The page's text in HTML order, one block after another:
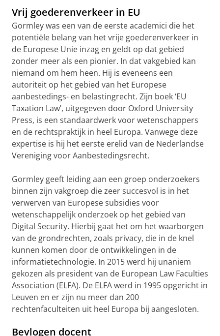
Vrij goederenverkeer in EU
Gormley was een van de eerste academici die het
potentiële belang van het vrije goederenverkeer in
de Europese Unie inzag en geldt op dat gebied
zonder meer als een pionier. In dat vakgebied kan
niemand om hem heen. Hij is eveneens een
autoriteit op het gebied van het Europese
aanbestedings- en belastingrecht. Zijn boek ‘EU
Taxation Law’, uitgegeven door Oxford University
Press, is een standaardwerk voor wetenschappers
en de rechtspraktijk in heel Europa. Vanwege deze
expertise is hij het eerste erelid van de Nederlandse
Vereniging voor Aanbestedingsrecht.
Gormley geeft leiding aan een groep onderzoekers
binnen zijn vakgroep die zeer succesvol is in het
verwerven van Europese subsidies voor
wetenschappelijk onderzoek op het gebied van
Digital Security. Hierbij gaat het om het waarborgen
van de grondrechten, zoals privacy, die in de knel
kunnen komen door de ontwikkelingen in de
informatietechnologie. In 2015 werd hij unaniem
gekozen als president van de European Law Faculties
Association (ELFA). De ELFA werd in 1995 opgericht in
Leuven en er zijn nu meer dan 200
rechtenfaculteiten uit heel Europa bij aangesloten.
Bevlogen docent